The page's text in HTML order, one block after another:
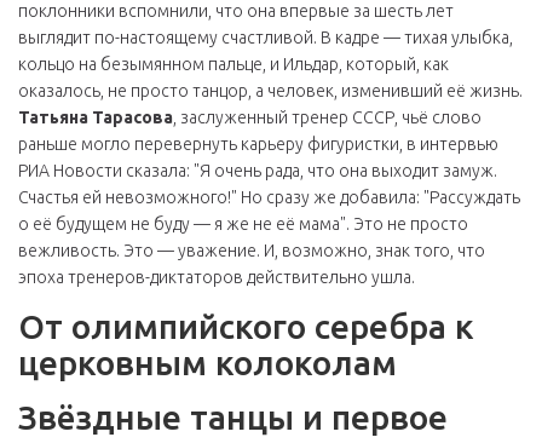
поклонники вспомнили, что она впервые за шесть лет
выглядит по-настоящему счастливой. В кадре — тихая улыбка,
кольцо на безымянном пальце, и Ильдар, который, как
оказалось, не просто танцор, а человек, изменивший её жизнь.
Татьяна Тарасова , заслуженный тренер СССР, чьё слово
раньше могло перевернуть карьеру фигуристки, в интервью
РИА Новости сказала: "Я очень рада, что она выходит замуж.
Счастья ей невозможного!" Но сразу же добавила: "Рассуждать
о её будущем не буду — я же не её мама". Это не просто
вежливость. Это — уважение. И, возможно, знак того, что
эпоха тренеров-диктаторов действительно ушла.
От олимпийского серебра к
церковным колоколам
Звёздные танцы и первое